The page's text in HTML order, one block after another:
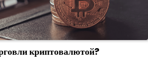
криптовалютой?